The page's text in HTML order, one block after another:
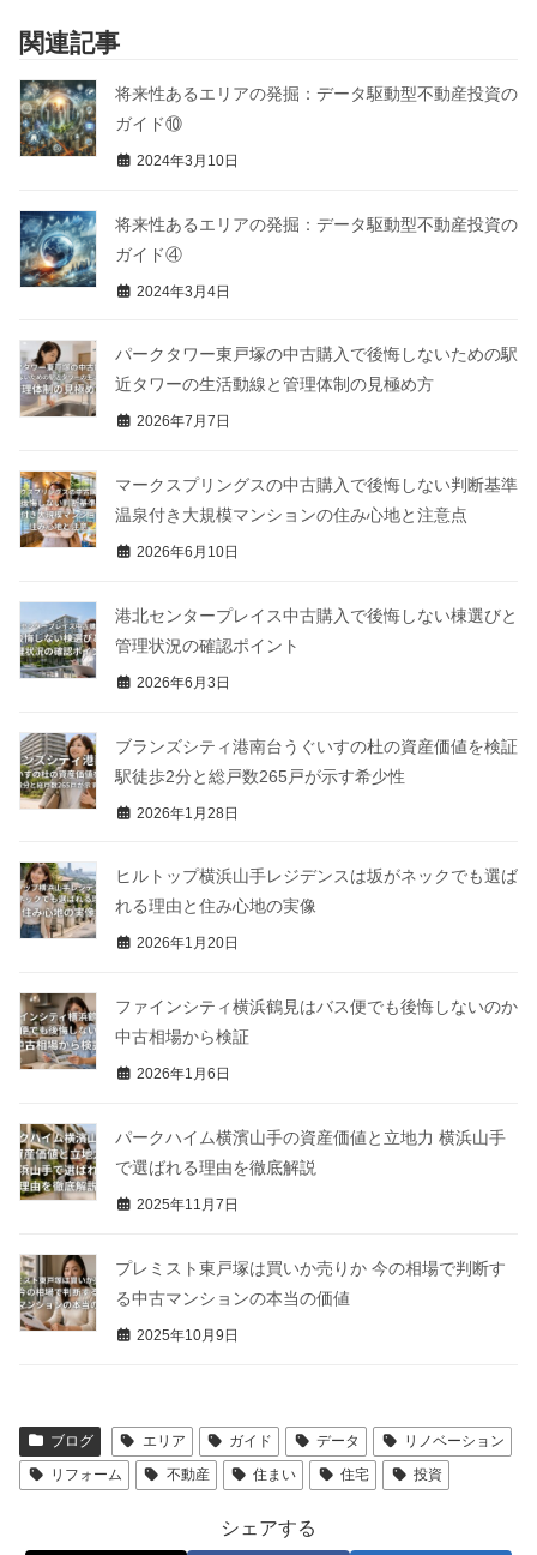
関連記事
将来性あるエリアの発掘：データ駆動型不動産投資の
ガイド⑩
2024年3月10日
将来性あるエリアの発掘：データ駆動型不動産投資の
ガイド④
2024年3月4日
パークタワー東戸塚の中古購入で後悔しないための駅
近タワーの生活動線と管理体制の見極め方
2026年7月7日
マークスプリングスの中古購入で後悔しない判断基準
温泉付き大規模マンションの住み心地と注意点
2026年6月10日
港北センタープレイス中古購入で後悔しない棟選びと
管理状況の確認ポイント
2026年6月3日
ブランズシティ港南台うぐいすの杜の資産価値を検証
駅徒歩2分と総戸数265戸が示す希少性
2026年1月28日
ヒルトップ横浜山手レジデンスは坂がネックでも選ば
れる理由と住み心地の実像
2026年1月20日
ファインシティ横浜鶴見はバス便でも後悔しないのか
中古相場から検証
2026年1月6日
パークハイム横濱山手の資産価値と立地力 横浜山手
で選ばれる理由を徹底解説
2025年11月7日
プレミスト東戸塚は買いか売りか 今の相場で判断す
る中古マンションの本当の価値
2025年10月9日
ブログ エリア ガイド データ
リノベーション
リフォーム
不動産 住まい 住宅 投資
シェアする